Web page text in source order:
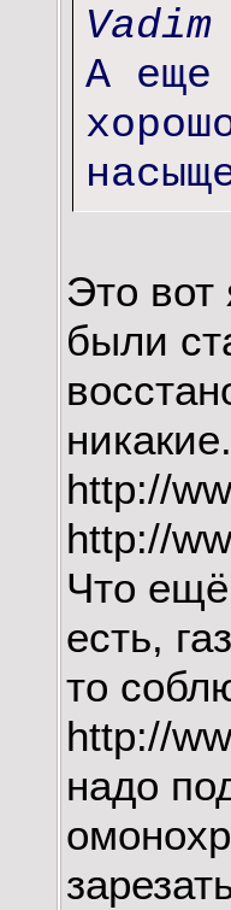
А еще
Это
были
http://
http://
Что
есть,
то
http://
надо